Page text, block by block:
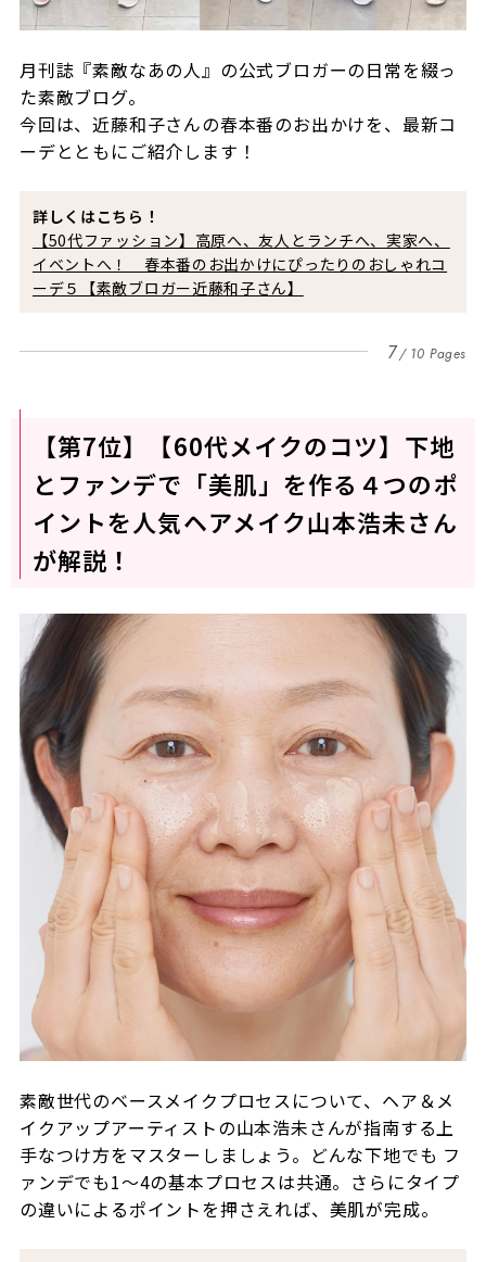
月刊誌『素敵なあの人』の公式ブロガーの日常を綴っ
た素敵ブログ。
今回は、近藤和子さんの春本番のお出かけを、最新コ
ーデとともにご紹介します！
詳しくはこちら！
【50代ファッション】高原へ、友人とランチへ、実家へ、
イベントへ！ 春本番のお出かけにぴったりのおしゃれコ
ーデ５【素敵ブロガー近藤和子さん】
7 10 Pages
【第7位】【60代メイクのコツ】下地
とファンデで「美肌」を作る４つのポ
イントを人気ヘアメイク山本浩未さん
が解説！
素敵世代のベースメイクプロセスについて、ヘア＆メ
イクアップアーティストの山本浩未さんが指南する上
手なつけ方をマスターしましょう。どんな下地でも フ
ァンデでも1〜4の基本プロセスは共通。さらにタイプ
の違いによるポイントを押さえれば、美肌が完成。